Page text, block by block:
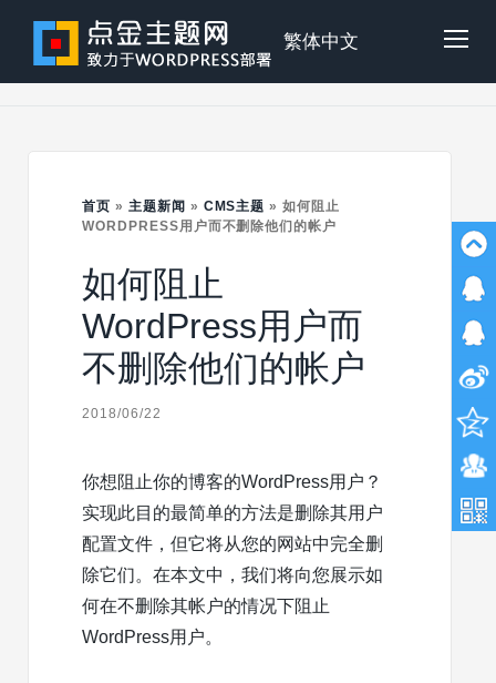
content
点
主
繁体中文
首页 » 主题新闻 » CMS主题 »如何阻止
WORDPRESS用户而不删除他们的帐户
如何阻止
WordPress用户而
不删除他们的帐户
2018/06/22
你想阻止你的博客的WordPress用户？
实现此目的最简单的方法是删除其用户
配置文件，但它将从您的网站中完全删
除它们。 在本文中，我们将向您展示如
何在不删除其帐户的情况下阻止
WordPress用户。